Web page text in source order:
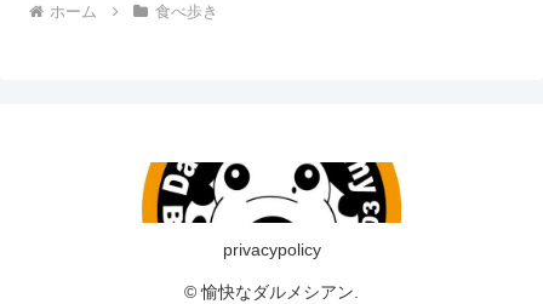
ホーム 食べ歩き
privacypolicy
© 愉快なダルメシアン.